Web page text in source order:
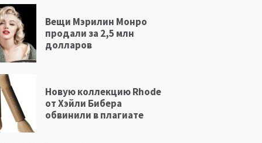
Вещи Мэрилин Монро
продали за 2,5 млн
долларов
Новую коллекцию Rhode
от Хэйли Бибера
обвинили в плагиате